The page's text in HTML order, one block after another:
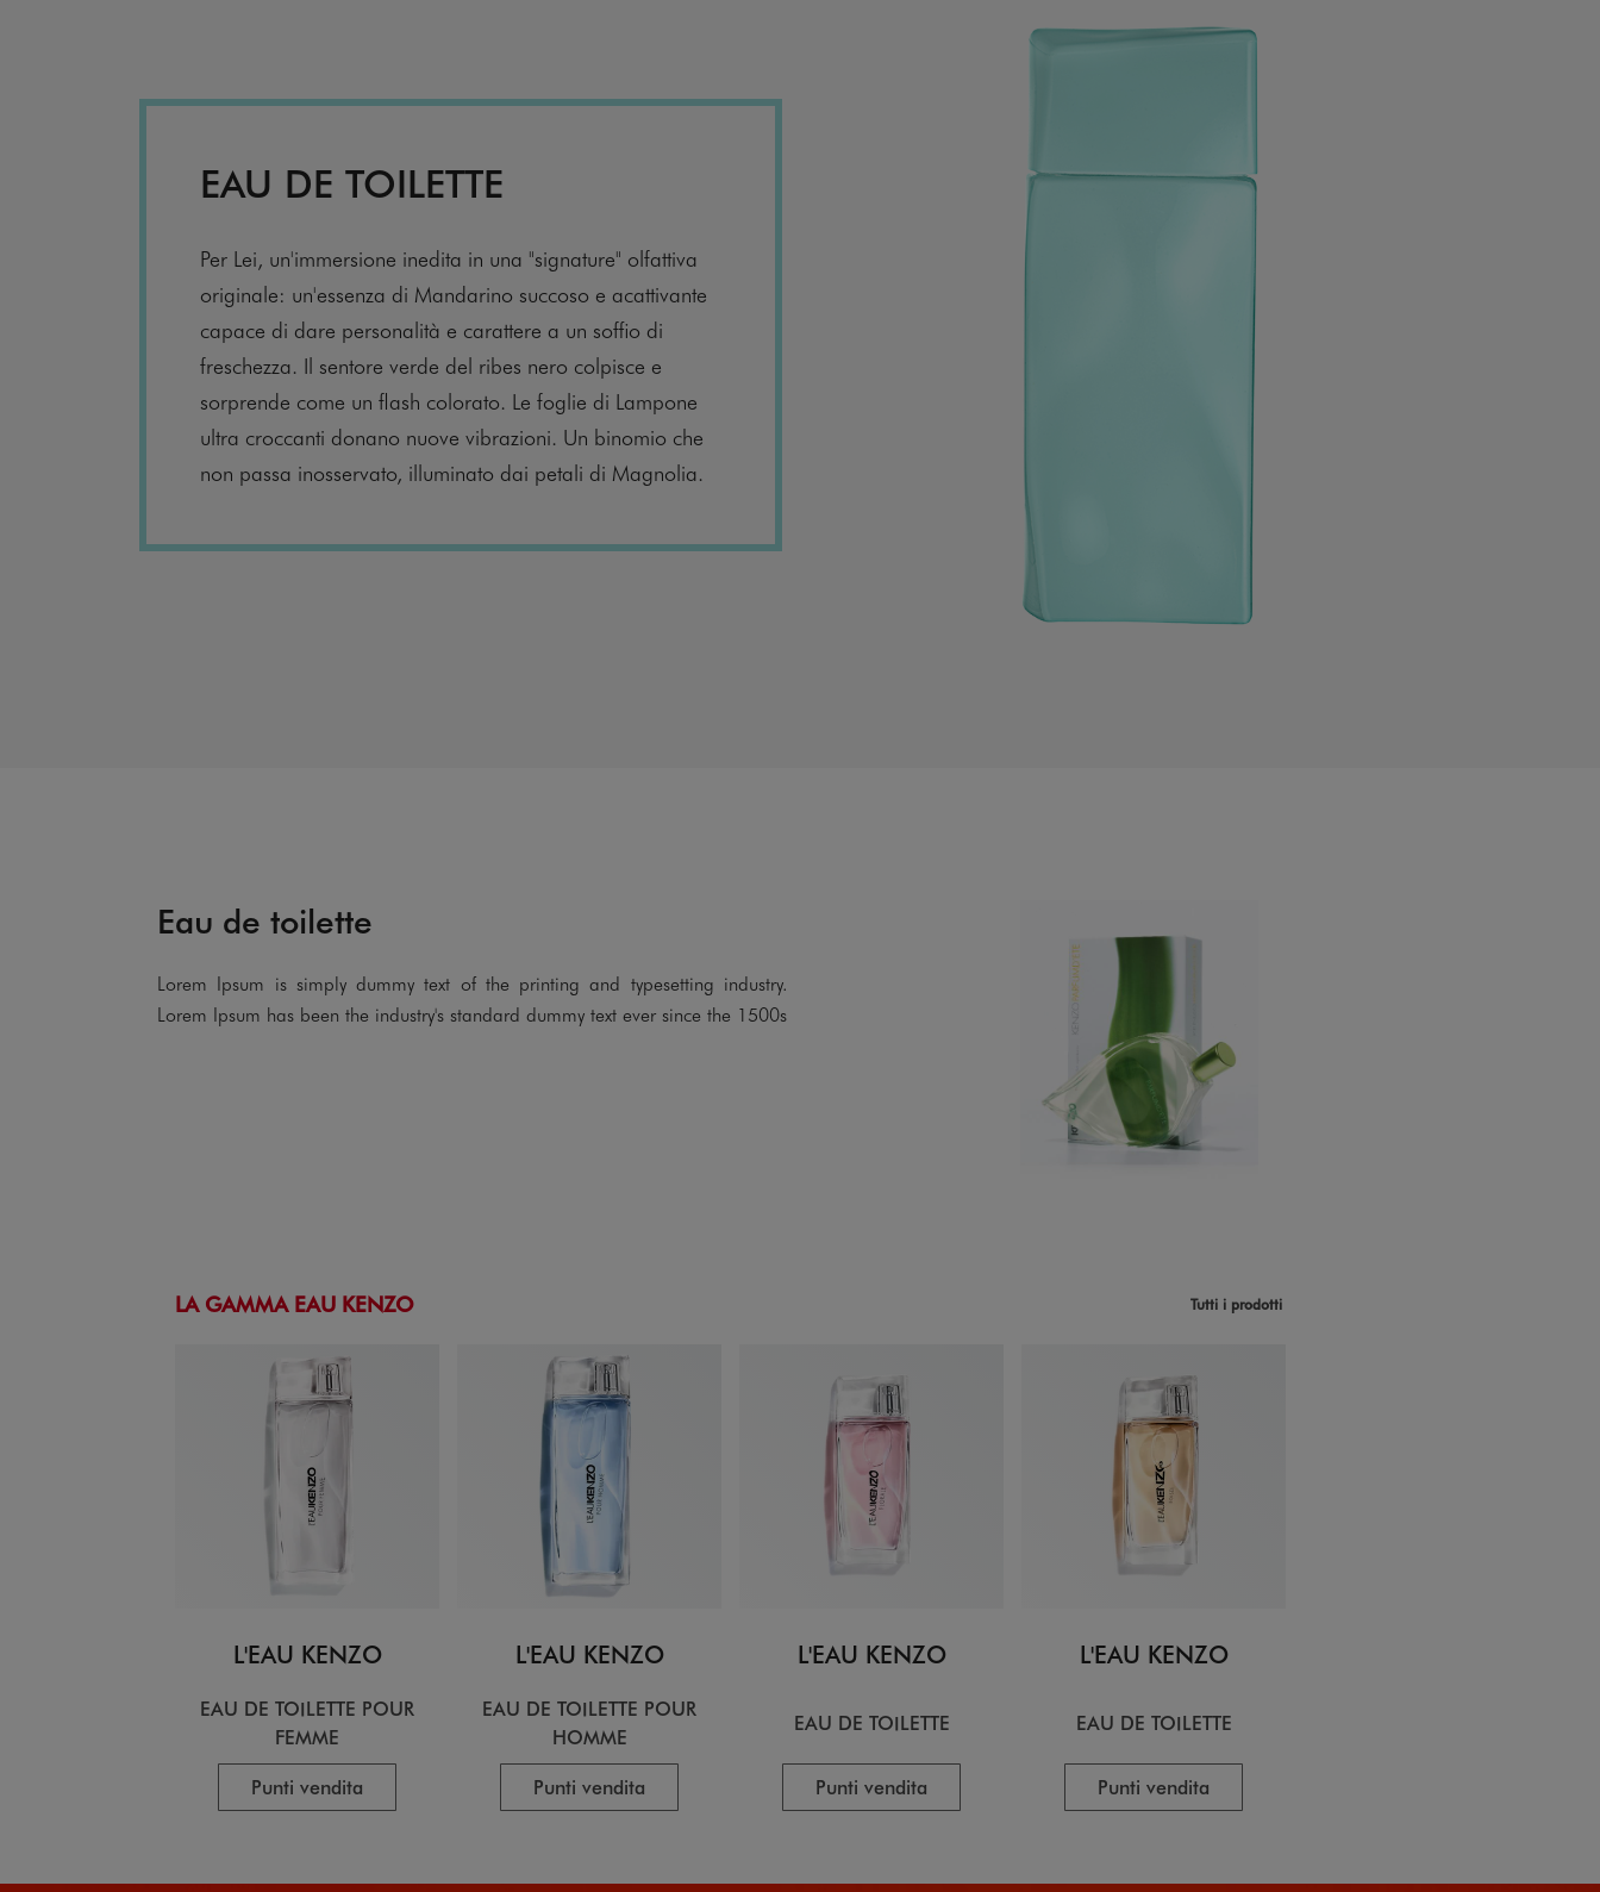
EAU DE TOILETTE
Per Lei, un'immersione inedita in una "signature" olfattiva
originale: un'essenza di Mandarino succoso e acattivante
capace di dare personalità e carattere a un soffio di
freschezza. Il sentore verde del ribes nero colpisce e
sorprende come un flash colorato. Le foglie di Lampone
ultra croccanti donano nuove vibrazioni. Un binomio che
non passa inosservato, illuminato dai petali di Magnolia.
Eau de toilette
Lorem Ipsum is simply dummy text of the printing and typesetting industry.
Lorem Ipsum has been the industry's standard dummy text ever since the 1500s
LA GAMMA EAU KENZO Tutti i prodotti
L'EAU KENZO
EAU DE TOILETTE POUR
FEMME
Punti vendita
L'EAU KENZO
EAU DE TOILETTE POUR
HOMME
Punti vendita
L'EAU KENZO
EAU DE TOILETTE
Punti vendita
L'EAU KENZO
EAU DE TOILETTE
Punti vendita